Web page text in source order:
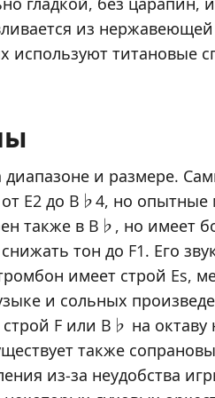
из
используют титановые
и размере.
E2 до B♭4, но опытные
также в B♭, но имеет
тон до F1. Его
имеет строй Es,
и сольных
F или B♭ на
также
из-за неудобства